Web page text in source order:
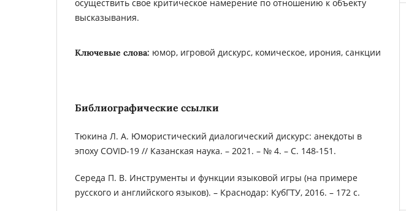
осуществить свое критическое намерение по отношению к объекту
высказывания.
Ключевые слова: юмор, игровой дискурс, комическое, ирония, санкции
Библиографические ссылки
Тюкина Л. А. Юмористический диалогический дискурс: анекдоты в
эпоху COVID-19 // Казанская наука. – 2021. – № 4. – С. 148-151.
Середа П. В. Инструменты и функции языковой игры (на примере
русского и английского языков). – Краснодар: КубГТУ, 2016. – 172 с.